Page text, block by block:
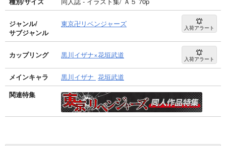
ジャンル/
サブジャンル
東京卍リベンジャーズ 入荷アラート
カップリング 黒川イザナ×花垣武道 入荷アラート
メインキャラ 黒川イザナ 花垣武道
関連特集